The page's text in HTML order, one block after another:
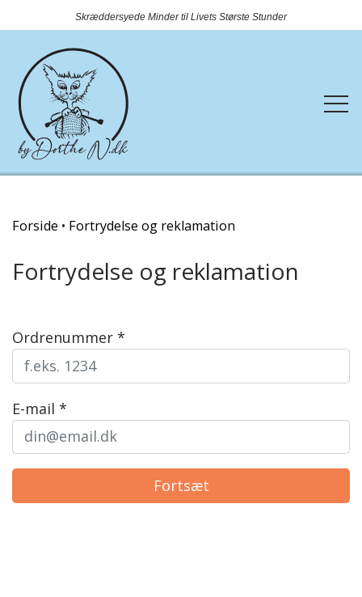
Skræddersyede Minder til Livets Største Stunder
Forside
Webshop
OUTLET
Strikkekit
Hækle/strikkekits dyr
Garn Gründl
Garn Lana Grossa
Nyheder
Bio Lana
Piuma
Premium Lisa Jeans
Hækle/strikkekit dyr
Metervarer
Bånd
Jersey
Fast bomuld
Bryllup
Strømpebånd
Lommetørklæder
Dåb og barselsgaver
Bamser og Nusseklude
Baby 0 - 3 år.
Events
Forside Fortrydelse og reklamation
Fortrydelse og reklamation
Ordrenummer *
E-mail *
Fortsæt